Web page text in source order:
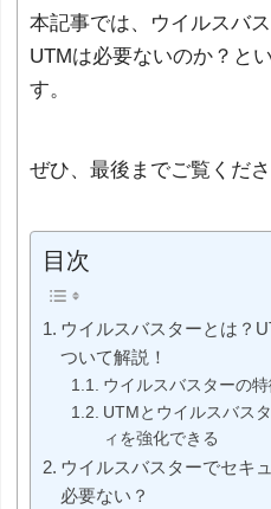
本記事では、ウイルスバ
UTMは必要ないのか？と
す。
ぜひ、最後までご覧くださ
目次
ウイルスバスターとは？
ついて解説！
ウイルスバスターの
UTMとウイルスバス
ィを強化できる
ウイルスバスターでセキ
必要ない？